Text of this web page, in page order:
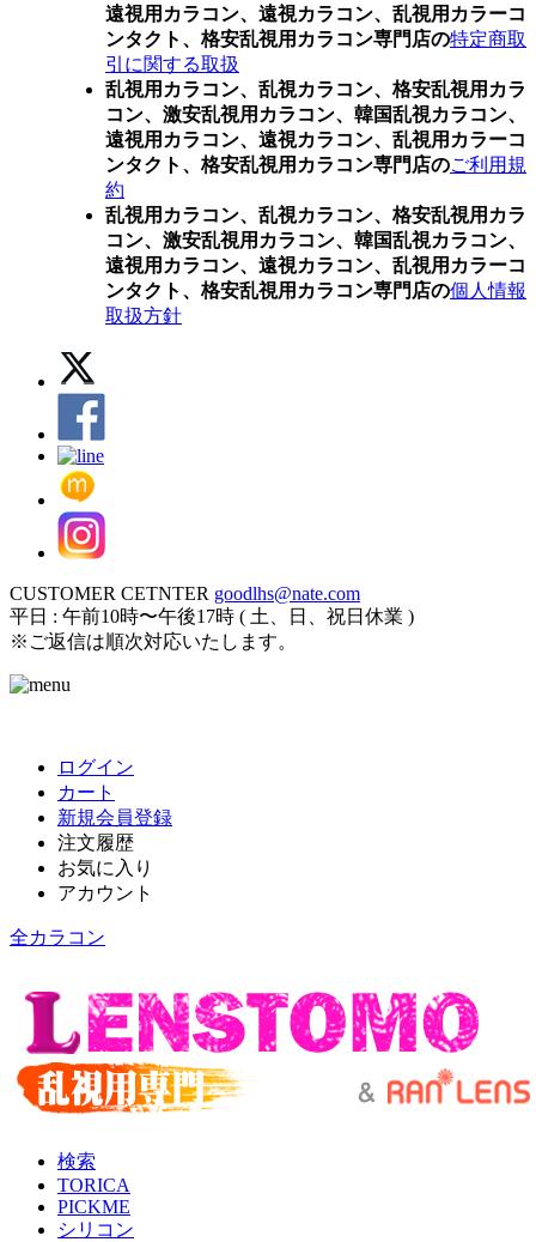
遠視用カラコン、遠視カラコン、乱視用カラーコ
ンタクト、格安乱視用カラコン専門店の特定商取
引に関する取扱
乱視用カラコン、乱視カラコン、格安乱視用カラ
コン、激安乱視用カラコン、韓国乱視カラコン、
遠視用カラコン、遠視カラコン、乱視用カラーコ
ンタクト、格安乱視用カラコン専門店のご利用規
約
乱視用カラコン、乱視カラコン、格安乱視用カラ
コン、激安乱視用カラコン、韓国乱視カラコン、
遠視用カラコン、遠視カラコン、乱視用カラーコ
ンタクト、格安乱視用カラコン専門店の個人情報
取扱方針
CUSTOMER CETNTER goodlhs@nate.com
平日 : 午前10時〜午後17時 ( 土、日、祝日休業 )
※ご返信は順次対応いたします。
ログイン
カート
新規会員登録
注文履歴
お気に入り
アカウント
全カラコン
検索
TORICA
PICKME
シリコン